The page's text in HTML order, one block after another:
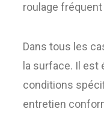
roulage
Dans tous les
la surface. Il
conditions
entretien